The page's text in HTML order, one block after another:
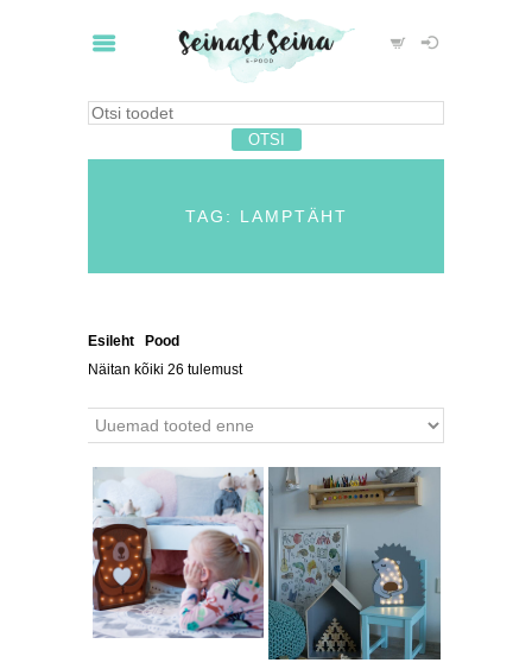
TAG: LAMPTÄHT
Esileht Pood
Näitan kõiki 26 tulemust